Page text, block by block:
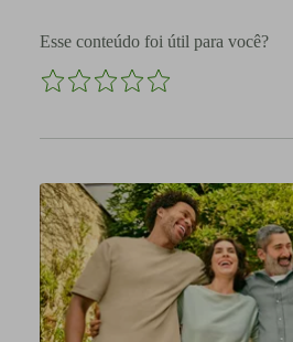
Esse conteúdo foi útil para você?